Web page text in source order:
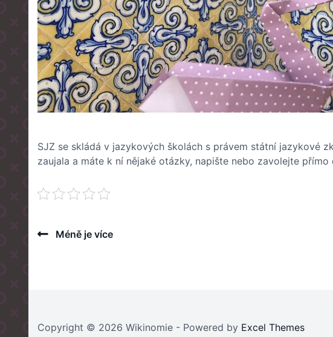
SJZ se skládá v jazykových školách s právem státní jazykové
zaujala a máte k ní nějaké otázky, napište nebo zavolejte
Post
PreviousMéně je více
Copyright © 2026 Wikinomie - Powered by Excel Themes